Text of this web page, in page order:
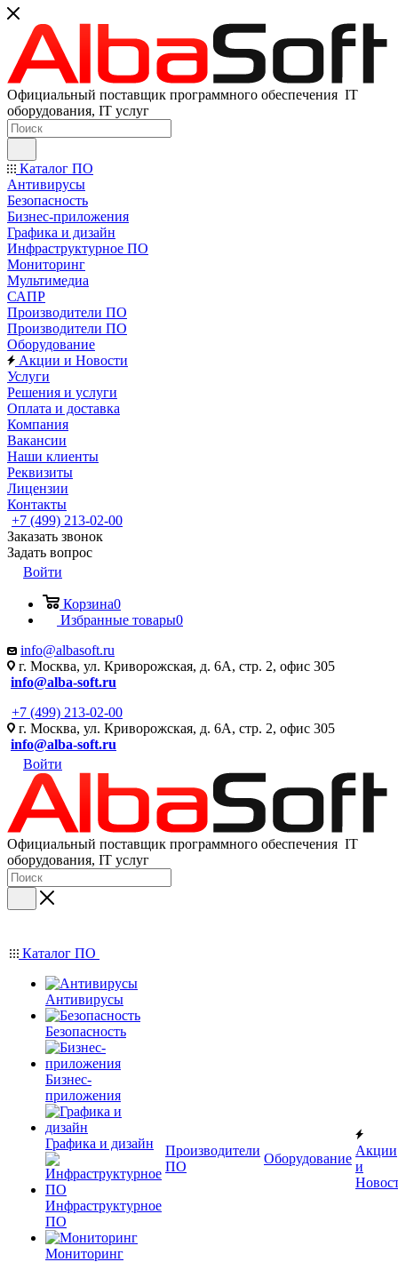
Официальный поставщик программного обеспечения IT
оборудования, IT услуг
Каталог ПО
Антивирусы
Безопасность
Бизнес-приложения
Графика и дизайн
Инфраструктурное ПО
Мониторинг
Мультимедиа
САПР
Производители ПО
Производители ПО
Оборудование
Акции и Новости
Услуги
Решения и услуги
Оплата и доставка
Компания
Вакансии
Наши клиенты
Реквизиты
Лицензии
Контакты
+7 (499) 213-02-00
Заказать звонок
Задать вопрос
Войти
Корзина0
Избранные товары0
info@albasoft.ru
г. Москва, ул. Криворожская, д. 6А, стр. 2, офис 305
info@alba-soft.ru
+7 (499) 213-02-00
г. Москва, ул. Криворожская, д. 6А, стр. 2, офис 305
info@alba-soft.ru
Войти
Официальный поставщик программного обеспечения IT
оборудования, IT услуг
Каталог ПО
Антивирусы
Безопасность
Бизнес-
приложения
Графика и дизайн
Инфраструктурное
ПО
Мониторинг
Производители
ПО
Оборудование
Акции
и